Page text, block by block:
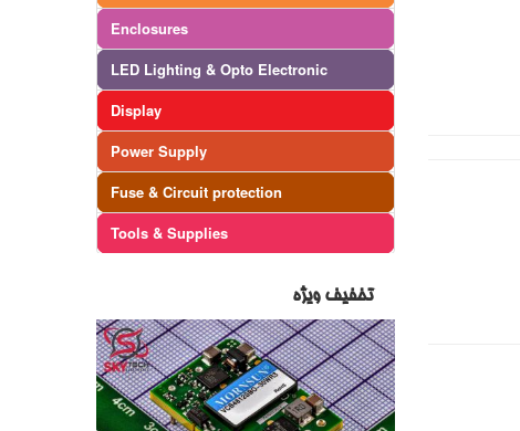
Enclosures
LED Lighting & Opto Electronic
Display
Power Supply
Fuse & Circuit protection
Tools & Supplies
تخفیف ویژه